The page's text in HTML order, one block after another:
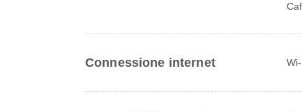
Connessione internet